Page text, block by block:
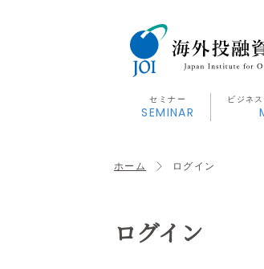
セミナー
SEMINAR
ビジネ
ホーム ログイン
ログイン